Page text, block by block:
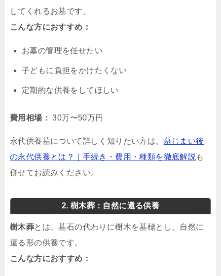
してくれるお墓です。
こんな方におすすめ：
お墓の管理を任せたい
子どもに負担をかけたくない
定期的な供養をしてほしい
費用相場： 30万〜50万円
永代供養墓について詳しく知りたい方は、 墓じまい後
の永代供養とは？｜手続き・費用・種類を徹底解説 も
併せてお読みください。
2. 樹木葬：自然に還る供養
樹木葬とは、墓石の代わりに樹木を墓標とし、自然に
還る形の供養です。
こんな方におすすめ：